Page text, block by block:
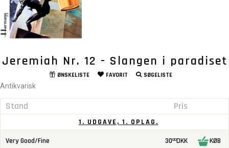
Jeremiah Nr. 12 - Slangen i paradiset
ØNSKELISTE FAVORIT SØGELISTE
Antikvarisk
Stand Pris
1. UDGAVE, 1. OPLAG.
Very Good/Fine 3000DKK KØB